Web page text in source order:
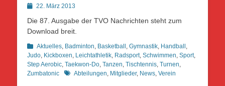
Posted22. März 2013
Die 87. Ausgabe der TVO Nachrichten steht zum
Download breit.
Kategorien
Aktuelles, Badminton, Basketball , Gymnastik, Handball ,
Judo, Kickboxen, Leichtathletik, Radsport, Schwimmen, Sport,
Step Aerobic, Taekwon-Do, Tanzen, Tischtennis, Turnen,
Zumbatonic
Schlagworte
Abteilungen, Mitglieder, News, Verein